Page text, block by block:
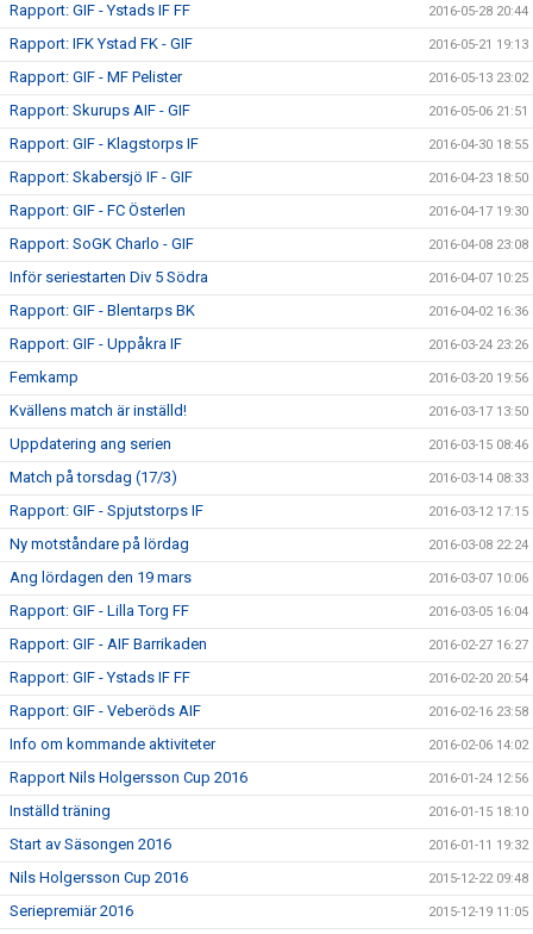
Rapport: GIF - Ystads IF FF 2016-05-28 20:44
Rapport: IFK Ystad FK - GIF 2016-05-21 19:13
Rapport: GIF - MF Pelister 2016-05-13 23:02
Rapport: Skurups AIF - GIF 2016-05-06 21:51
Rapport: GIF - Klagstorps IF 2016-04-30 18:55
Rapport: Skabersjö IF - GIF 2016-04-23 18:50
Rapport: GIF - FC Österlen 2016-04-17 19:30
Rapport: SoGK Charlo - GIF 2016-04-08 23:08
Inför seriestarten Div 5 Södra 2016-04-07 10:25
Rapport: GIF - Blentarps BK 2016-04-02 16:36
Rapport: GIF - Uppåkra IF 2016-03-24 23:26
Femkamp 2016-03-20 19:56
Kvällens match är inställd! 2016-03-17 13:50
Uppdatering ang serien 2016-03-15 08:46
Match på torsdag (17/3) 2016-03-14 08:33
Rapport: GIF - Spjutstorps IF 2016-03-12 17:15
Ny motståndare på lördag 2016-03-08 22:24
Ang lördagen den 19 mars 2016-03-07 10:06
Rapport: GIF - Lilla Torg FF 2016-03-05 16:04
Rapport: GIF - AIF Barrikaden 2016-02-27 16:27
Rapport: GIF - Ystads IF FF 2016-02-20 20:54
Rapport: GIF - Veberöds AIF 2016-02-16 23:58
Info om kommande aktiviteter 2016-02-06 14:02
Rapport Nils Holgersson Cup 2016 2016-01-24 12:56
Inställd träning 2016-01-15 18:10
Start av Säsongen 2016 2016-01-11 19:32
Nils Holgersson Cup 2016 2015-12-22 09:48
Seriepremiär 2016 2015-12-19 11:05